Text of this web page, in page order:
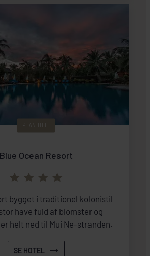
PHAN THIET
Blue Ocean Resort
bygget i traditionel kolonistil
have fuld af blomster og
helt ned til Mui Ne-stranden.
SE HOTEL